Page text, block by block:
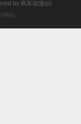
by 风车动漫(p)
网站